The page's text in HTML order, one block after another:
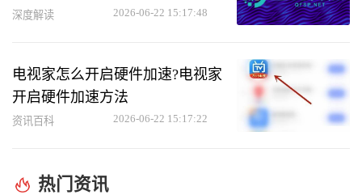
深度解读 2026-06-22 15:17:48
电视家怎么开启硬件加速?电视家
开启硬件加速方法
资讯百科 2026-06-22 15:17:22
热门资讯